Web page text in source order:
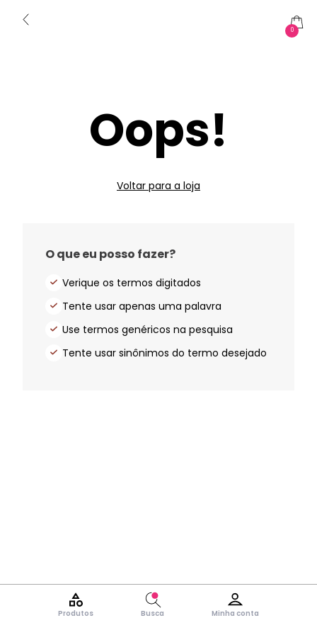
0
Produtos Busca Minha conta
Oops!
Voltar para a loja
O que eu posso fazer?
Verique os termos digitados
Tente usar apenas uma palavra
Use termos genéricos na pesquisa
Tente usar sinônimos do termo desejado